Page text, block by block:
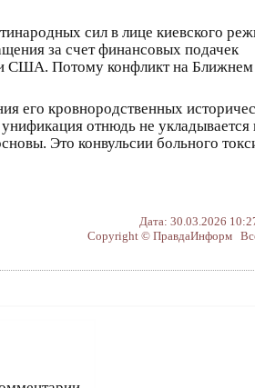
сил в лице киевского
за счет финансовых подачек
США. Потому конфликт на
его кровнородственных
отнюдь не
Это конвульсии больного
Дата: 30.03.2026
Copyright © ПравдаИнформ